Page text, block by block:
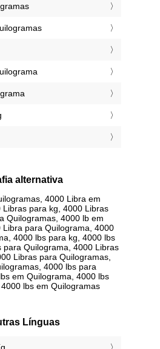
alternativa
4000 Libra em
para kg, 4000 Libras
Quilogramas, 4000 lb em
para Quilograma, 4000
4000 lbs para kg, 4000 lbs
para Quilograma, 4000 Libras
Libras para Quilogramas,
4000 lbs para
em Quilograma, 4000 lbs
lbs em Quilogramas
Línguas